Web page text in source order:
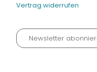
Vertrag widerrufen
Newsletter